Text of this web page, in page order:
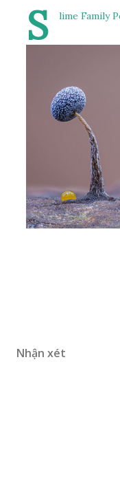
S lime Family
Nhận xét